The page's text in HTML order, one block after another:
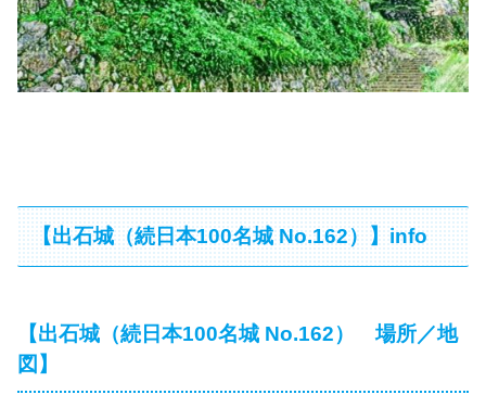
【出石城（続日本100名城 No.162）】info
【出石城（続日本100名城 No.162） 場所／地
図】